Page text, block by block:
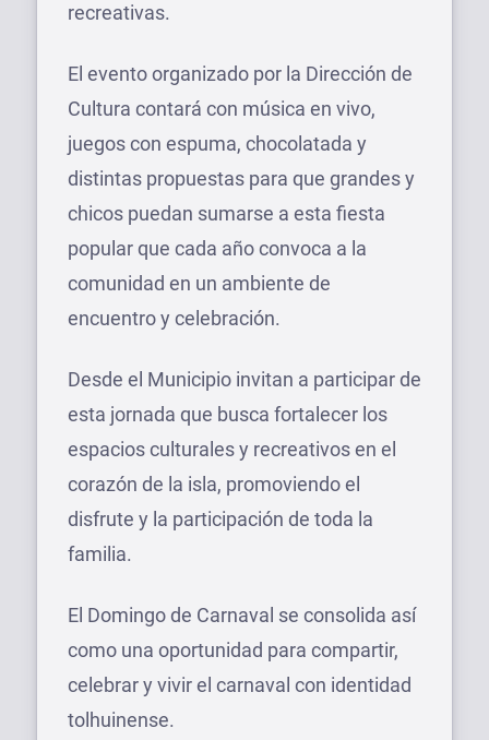
recreativas.
El evento organizado por la Dirección de
Cultura contará con música en vivo,
juegos con espuma, chocolatada y
distintas propuestas para que grandes y
chicos puedan sumarse a esta fiesta
popular que cada año convoca a la
comunidad en un ambiente de
encuentro y celebración.
Desde el Municipio invitan a participar de
esta jornada que busca fortalecer los
espacios culturales y recreativos en el
corazón de la isla, promoviendo el
disfrute y la participación de toda la
familia.
El Domingo de Carnaval se consolida así
como una oportunidad para compartir,
celebrar y vivir el carnaval con identidad
tolhuinense.